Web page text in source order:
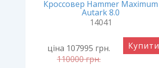
Кроссовер Hammer Maximum
Autark 8.0
14041
ціна 107995 грн.
110000грн.
Купити